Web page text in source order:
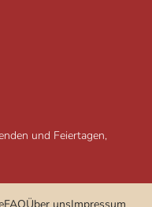
und Feiertagen,